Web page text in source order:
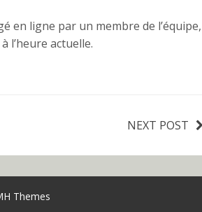
en ligne par un membre de l’équipe,
l’heure actuelle.
NEXT POST
Themes